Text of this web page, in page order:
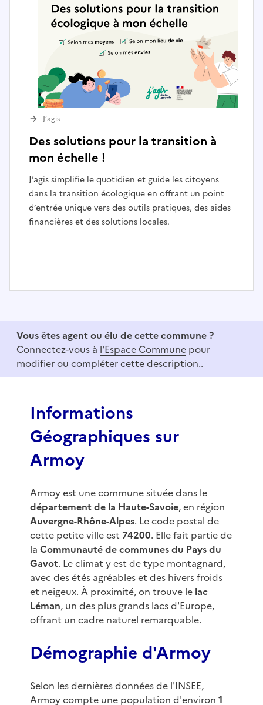
Des solutions pour la transition à
mon échelle !
J’agis simplifie le quotidien et guide les citoyens
dans la transition écologique en offrant un point
d’entrée unique vers des outils pratiques, des aides
financières et des solutions locales.
J’agis
f
Vous êtes agent ou élu de cette commune ?
Connectez-vous à l'Espace Commune pour
modifier ou compléter cette description..
Informations
Géographiques sur
Armoy
Armoy est une commune située dans le
département de la Haute-Savoie, en région
Auvergne-Rhône-Alpes. Le code postal de
cette petite ville est 74200. Elle fait partie de
la Communauté de communes du Pays du
Gavot. Le climat y est de type montagnard,
avec des étés agréables et des hivers froids
et neigeux. À proximité, on trouve le lac
Léman, un des plus grands lacs d'Europe,
offrant un cadre naturel remarquable.
Démographie d'Armoy
Selon les dernières données de l'INSEE,
Armoy compte une population d'environ 1